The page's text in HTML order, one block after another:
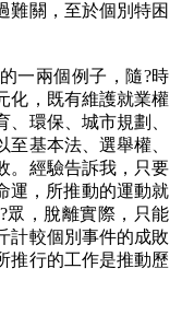
難關，至於個別特困
一兩個例子，隨?時
化，既有維護就業權
環保、城市規劃、
基本法、選舉權、
。經驗告訴我，只要
運，所推動的運動就
眾，脫離實際，只能
計較個別事件的成敗
推行的工作是推動歷